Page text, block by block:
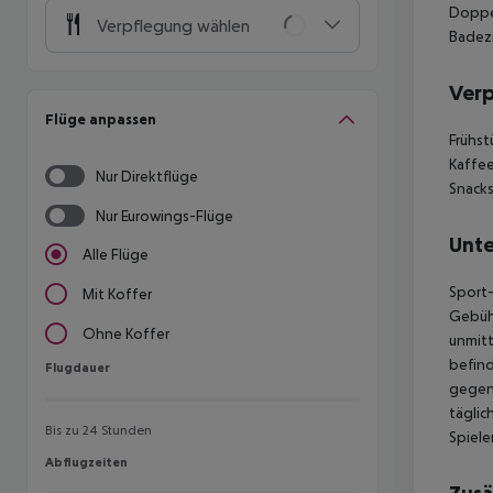
Verpflegung wählen
Flüge anpassen
Nur Direktflüge
Nur Eurowings-Flüge
Alle Flüge
Mit Koffer
Ohne Koffer
Flugdauer
Flugdauer
Bis zu 24 Stunden
Abflugzeiten
Abflugzeiten